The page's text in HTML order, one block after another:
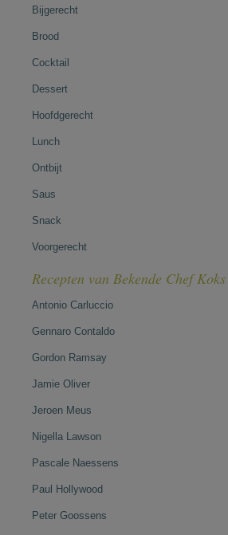
Bijgerecht
Brood
Cocktail
Dessert
Hoofdgerecht
Lunch
Ontbijt
Saus
Snack
Voorgerecht
Recepten van Bekende Chef Koks
Antonio Carluccio
Gennaro Contaldo
Gordon Ramsay
Jamie Oliver
Jeroen Meus
Nigella Lawson
Pascale Naessens
Paul Hollywood
Peter Goossens